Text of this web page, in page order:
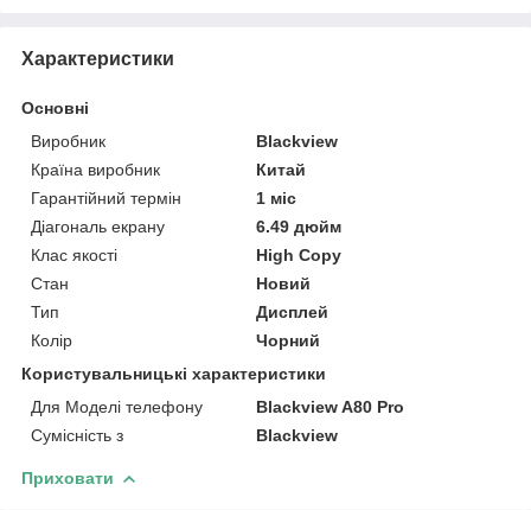
Характеристики
Основні
Виробник
Blackview
Країна виробник
Китай
Гарантійний термін
1 міс
Діагональ екрану
6.49 дюйм
Клас якості
High Copy
Стан
Новий
Тип
Дисплей
Колір
Чорний
Користувальницькі характеристики
Для Моделі телефону
Blackview A80 Pro
Сумісність з
Blackview
Приховати